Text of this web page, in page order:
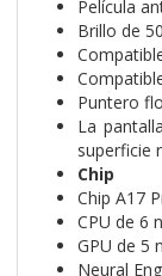
Película
Brillo de
Puntero
La
superficie
Chip
Chip A17
CPU de 6
GPU de 5
Neural